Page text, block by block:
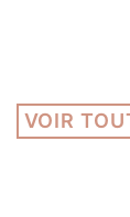
VOIR